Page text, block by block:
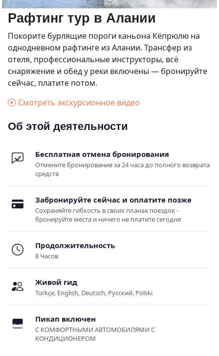
Рафтинг тур в Алании
Покорите бурлящие пороги каньона Кёпрюлю на
однодневном рафтинге из Алании. Трансфер из
отеля, профессиональные инструкторы, всё
снаряжение и обед у реки включены — бронируйте
сейчас, платите потом.
Смотреть экскурсионное видео
Об этой деятельности
Бесплатная отмена бронирования
Отмените бронирование за 24 часа до полного возврата
средств
Забронируйте сейчас и оплатите позже
Сохраняйте гибкость в своих планах поездок -
бронируйте места и ничего не платите сегодня
Продолжительность
8 Часов
Живой гид
Türkçe, English, Deutsch, Русский, Polski
Пикап включен
С КОМФОРТНЫМИ АВТОМОБИЛЯМИ С
КОНДИЦИОНЕРОМ